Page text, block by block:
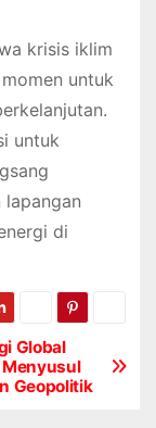
krisis iklim
untuk
untuk
di
Global
Geopolitik